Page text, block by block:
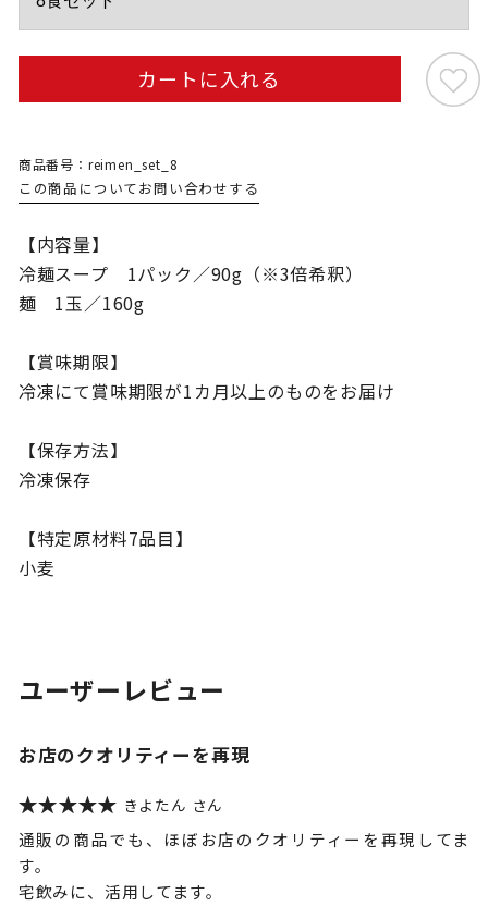
カートに入れる
商品番号：reimen_set_8
この商品についてお問い合わせする
【内容量】
冷麺スープ 1パック／90g（※3倍希釈）
麺 1玉／160g
【賞味期限】
冷凍にて賞味期限が1カ月以上のものをお届け
【保存方法】
冷凍保存
【特定原材料7品目】
小麦
ユーザーレビュー
お店のクオリティーを再現
きよたん
通販の商品でも、ほぼお店のクオリティーを再現してま
す。
宅飲みに、活用してます。